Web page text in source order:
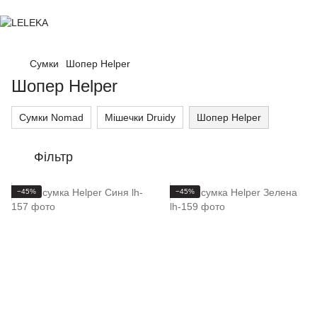
Сумки Шопер Helper
Шопер Helper
Сумки Nomad Мішечки Druidy Шопер Helper
Фільтр
−45% −45%